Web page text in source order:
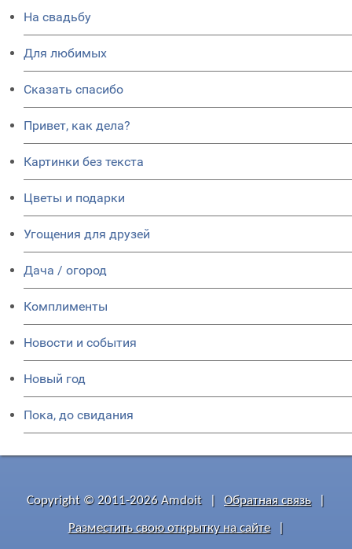
На свадьбу
Для любимых
Сказать спасибо
Привет, как дела?
Картинки без текста
Цветы и подарки
Угощения для друзей
Дача / огород
Комплименты
Новости и события
Новый год
Пока, до свидания
Copyright © 2011-2026 Amdoit Обратная связь
Разместить свою открытку на сайте